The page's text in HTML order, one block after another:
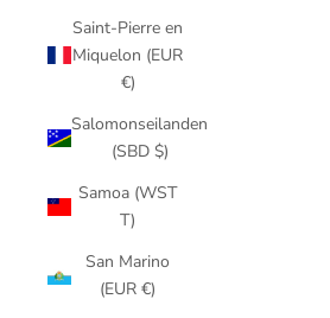
Saint-Pierre en
Miquelon (EUR
€)
Salomonseilanden
(SBD $)
Samoa (WST
T)
San Marino
(EUR €)